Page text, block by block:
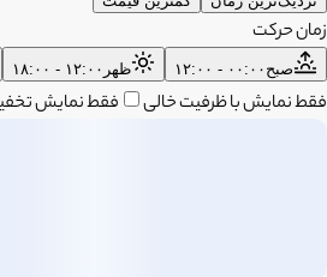
زمان حرکت
صبح ۰۰:۰۰ - ۱۲:۰۰ ظهر ۱۲:۰۰ - ۱۸:۰۰
فقط نمایش با ظرفیت خالی فقط نمایش